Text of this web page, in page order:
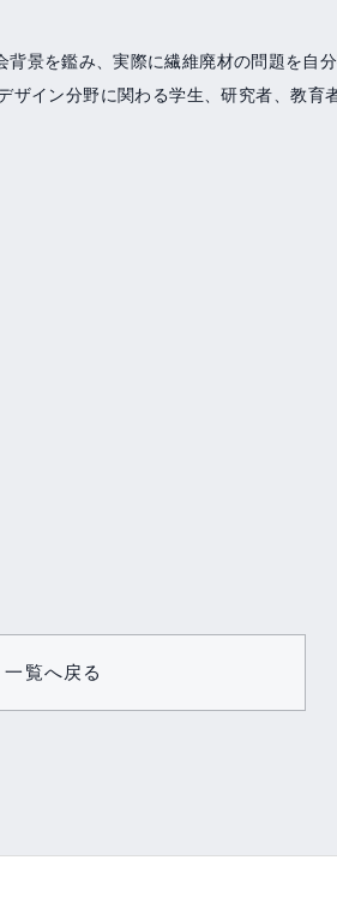
景を鑑み、実際に繊維廃材の問題を自
ザイン分野に関わる学生、研究者、教育
一覧へ戻る